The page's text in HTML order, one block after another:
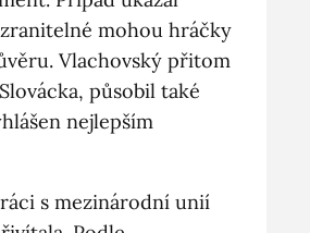
mohou hráčky
Vlachovský přitom
působil také
nejlepším
s mezinárodní unií